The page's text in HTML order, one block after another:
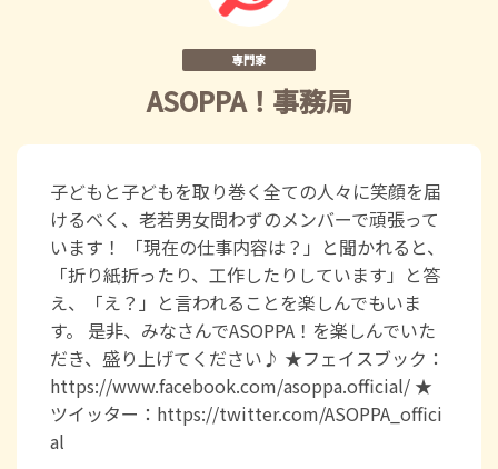
専門家
ASOPPA！事務局
子どもと子どもを取り巻く全ての人々に笑顔を届
けるべく、老若男女問わずのメンバーで頑張って
います！ 「現在の仕事内容は？」と聞かれると、
「折り紙折ったり、工作したりしています」と答
え、「え？」と言われることを楽しんでもいま
す。 是非、みなさんでASOPPA！を楽しんでいた
だき、盛り上げてください♪ ★フェイスブック：
https://www.facebook.com/asoppa.official/ ★
ツイッター：https://twitter.com/ASOPPA_offici
al